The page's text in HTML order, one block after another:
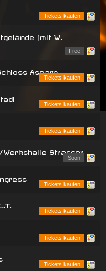
Tickets kaufen
(mit W.
Free
Asparn
Tickets kaufen
Tickets kaufen
Tickets kaufen
Strasser
Soon
Tickets kaufen
Tickets kaufen
Tickets kaufen
Tickets kaufen